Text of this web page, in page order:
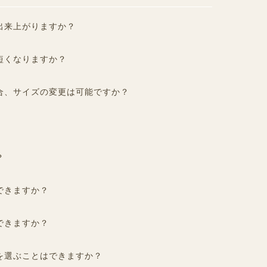
上がりますか？
なりますか？
サイズの変更は可能ですか？
ますか？
ますか？
ぶことはできますか？